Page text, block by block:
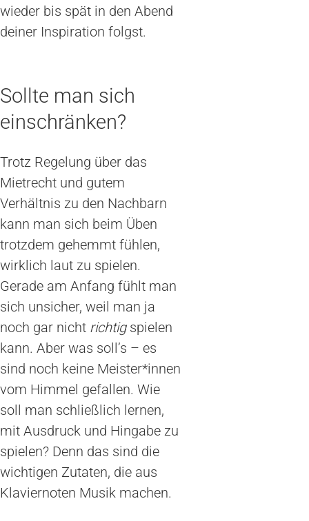
wieder bis spät in den Abend
deiner Inspiration folgst.
Sollte man sich
einschränken?
Trotz Regelung über das
Mietrecht und gutem
Verhältnis zu den Nachbarn
kann man sich beim Üben
trotzdem gehemmt fühlen,
wirklich laut zu spielen.
Gerade am Anfang fühlt man
sich unsicher, weil man ja
noch gar nicht richtigspielen
kann. Aber was soll’s – es
sind noch keine Meister*innen
vom Himmel gefallen. Wie
soll man schließlich lernen,
mit Ausdruck und Hingabe zu
spielen? Denn das sind die
wichtigen Zutaten, die aus
Klaviernoten Musik machen.